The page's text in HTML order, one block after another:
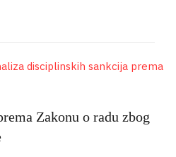
Zakonu o radu zbog